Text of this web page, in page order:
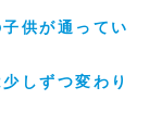
供が通ってい
しずつ変わり